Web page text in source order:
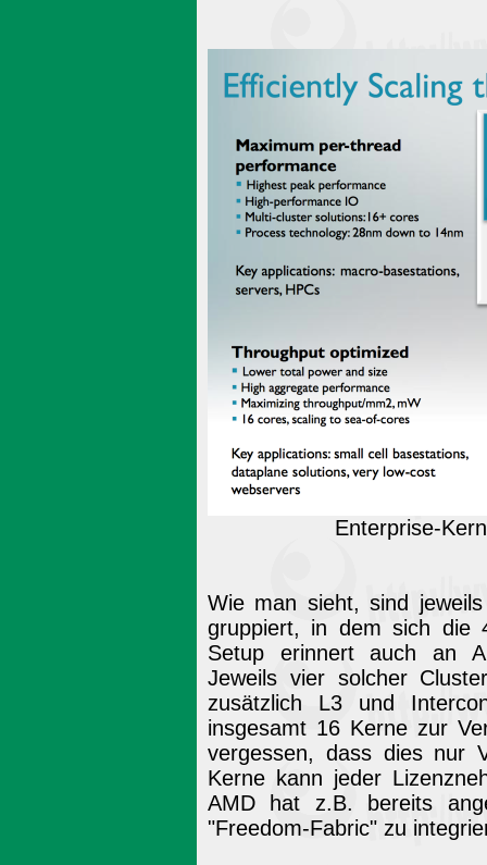
Enterprise-
Wie man sieht, sind
gruppiert, in dem sich die
Setup erinnert auch an
Jeweils vier solcher
zusätzlich L3 und
insgesamt 16 Kerne zur
vergessen, dass dies nur
Kerne kann jeder
AMD hat z.B. bereits
"Freedom-Fabric" zu